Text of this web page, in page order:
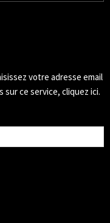
votre adresse email
sur ce service, cliquez ici.